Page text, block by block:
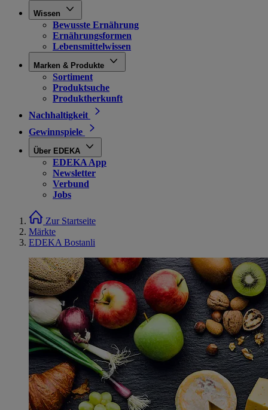
Wissen
Bewusste Ernährung
Ernährungsformen
Lebensmittelwissen
Marken & Produkte
Sortiment
Produktsuche
Produktherkunft
Nachhaltigkeit
Gewinnspiele
Über EDEKA
EDEKA App
Newsletter
Verbund
Jobs
Zur Startseite
Märkte
EDEKA Bostanli